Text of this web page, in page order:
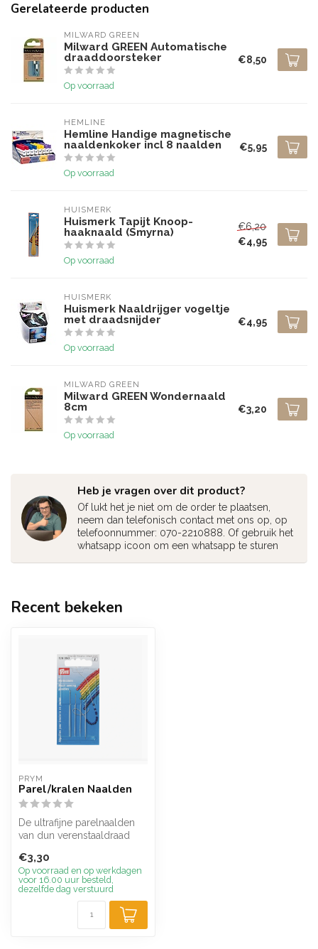
Gerelateerde producten
MILWARD GREEN
Milward GREEN Automatische
draaddoorsteker
Op voorraad
€8,50
HEMLINE
Hemline Handige magnetische
naaldenkoker incl 8 naalden
Op voorraad
€5,95
HUISMERK
Huismerk Tapijt Knoop-
haaknaald (Smyrna)
Op voorraad
€6,20
€4,95
HUISMERK
Huismerk Naaldrijger vogeltje
met draadsnijder
Op voorraad
€4,95
MILWARD GREEN
Milward GREEN Wondernaald
8cm
Op voorraad
€3,20
Heb je vragen over dit product?
Of lukt het je niet om de order te plaatsen,
neem dan telefonisch contact met ons op, op
telefoonnummer: 070-2210888. Of gebruik het
whatsapp icoon om een whatsapp te sturen
Recent bekeken
PRYM
Parel/kralen Naalden
De ultrafijne parelnaalden
van dun verenstaaldraad
naaldoog z...
€3,30
Op voorraad en op werkdagen
voor 16.00 uur besteld,
dezelfde dag verstuurd